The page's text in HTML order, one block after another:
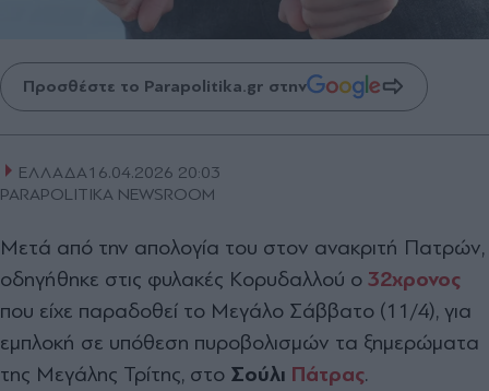
Προσθέστε το Parapolitika.gr στην
ΕΛΛΑΔΑ16.04.2026 20:03
PARAPOLITIKA NEWSROOM
Μετά από την απολογία του στον ανακριτή Πατρών,
οδηγήθηκε στις φυλακές Κορυδαλλού ο 32χρονος
που είχε παραδοθεί το Μεγάλο Σάββατο (11/4), για
εμπλοκή σε υπόθεση πυροβολισμών τα ξημερώματα
της Μεγάλης Τρίτης, στο Σούλι Πάτρας.